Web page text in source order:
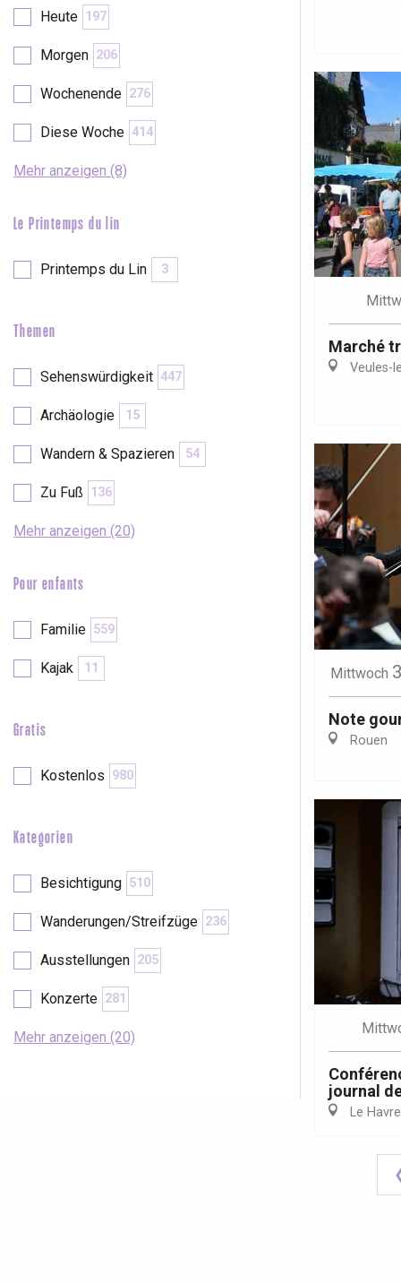
Paris 1h30
Heute 197
Morgen 206
Wochenende 276
Diese Woche 414
Mehr anzeigen (8)
Le Printemps du lin
Printemps du Lin 3
Themen
Sehenswürdigkeit 447
Archäologie 15
Wandern & Spazieren 54
Zu Fuß 136
Mehr anzeigen (20)
Pour enfants
Familie 559
Kajak 11
Gratis
Kostenlos 980
Kategorien
Besichtigung 510
Wanderungen/Streifzüge 236
Ausstellungen 205
Konzerte 281
Mehr anzeigen (20)
Marché
Veules-
Mittwoch
Note
Rouen
journal
Le Havre